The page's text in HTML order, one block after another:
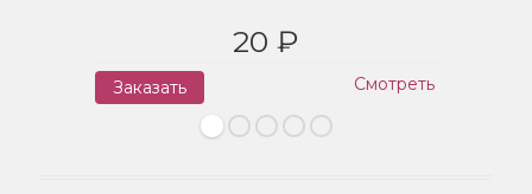
20 ₽
Заказать Смотреть